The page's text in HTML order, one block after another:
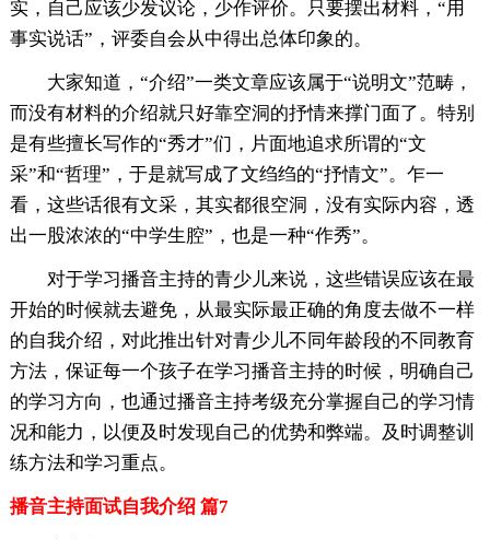
实，自己应该少发议论，少作评价。只要摆出材料，“用
事实说话”，评委自会从中得出总体印象的。
大家知道，“介绍”一类文章应该属于“说明文”范畴，
而没有材料的介绍就只好靠空洞的抒情来撑门面了。特别
是有些擅长写作的“秀才”们，片面地追求所谓的“文
采”和“哲理”，于是就写成了文绉绉的“抒情文”。乍一
看，这些话很有文采，其实都很空洞，没有实际内容，透
出一股浓浓的“中学生腔”，也是一种“作秀”。
对于学习播音主持的青少儿来说，这些错误应该在最
开始的时候就去避免，从最实际最正确的角度去做不一样
的自我介绍，对此推出针对青少儿不同年龄段的不同教育
方法，保证每一个孩子在学习播音主持的时候，明确自己
的学习方向，也通过播音主持考级充分掌握自己的学习情
况和能力，以便及时发现自己的优势和弊端。及时调整训
练方法和学习重点。
播音主持面试自我介绍 篇7